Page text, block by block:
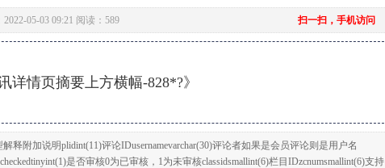
2022-05-03 09:21 阅读：589 扫一扫，手机访问
详情页摘要上方横幅-828*?》
释附加说明plidint(11)评论IDusernamevarchar(30)评论者如果是会员评论则是用户名
是否审核0为已审核，1为未审核classidsmallint(6)栏目IDzcnumsmallint(6)支持